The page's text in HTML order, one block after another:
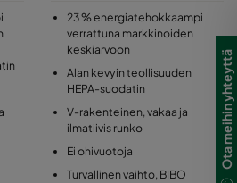
23 % energiatehokkaampi
verrattuna markkinoiden
keskiarvoon
Alan kevyin teollisuuden
HEPA-suodatin
V-rakenteinen, vakaa ja
ilmatiivis runko
Ei ohivuotoja
Turvallinen vaihto, BIBO
Ota meihin yhteyttä